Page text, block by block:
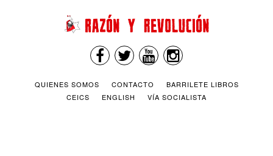
QUIENES SOMOS CONTACTO
BARRILETE LIBROS
CEICS
ENGLISH VÍA SOCIALISTA